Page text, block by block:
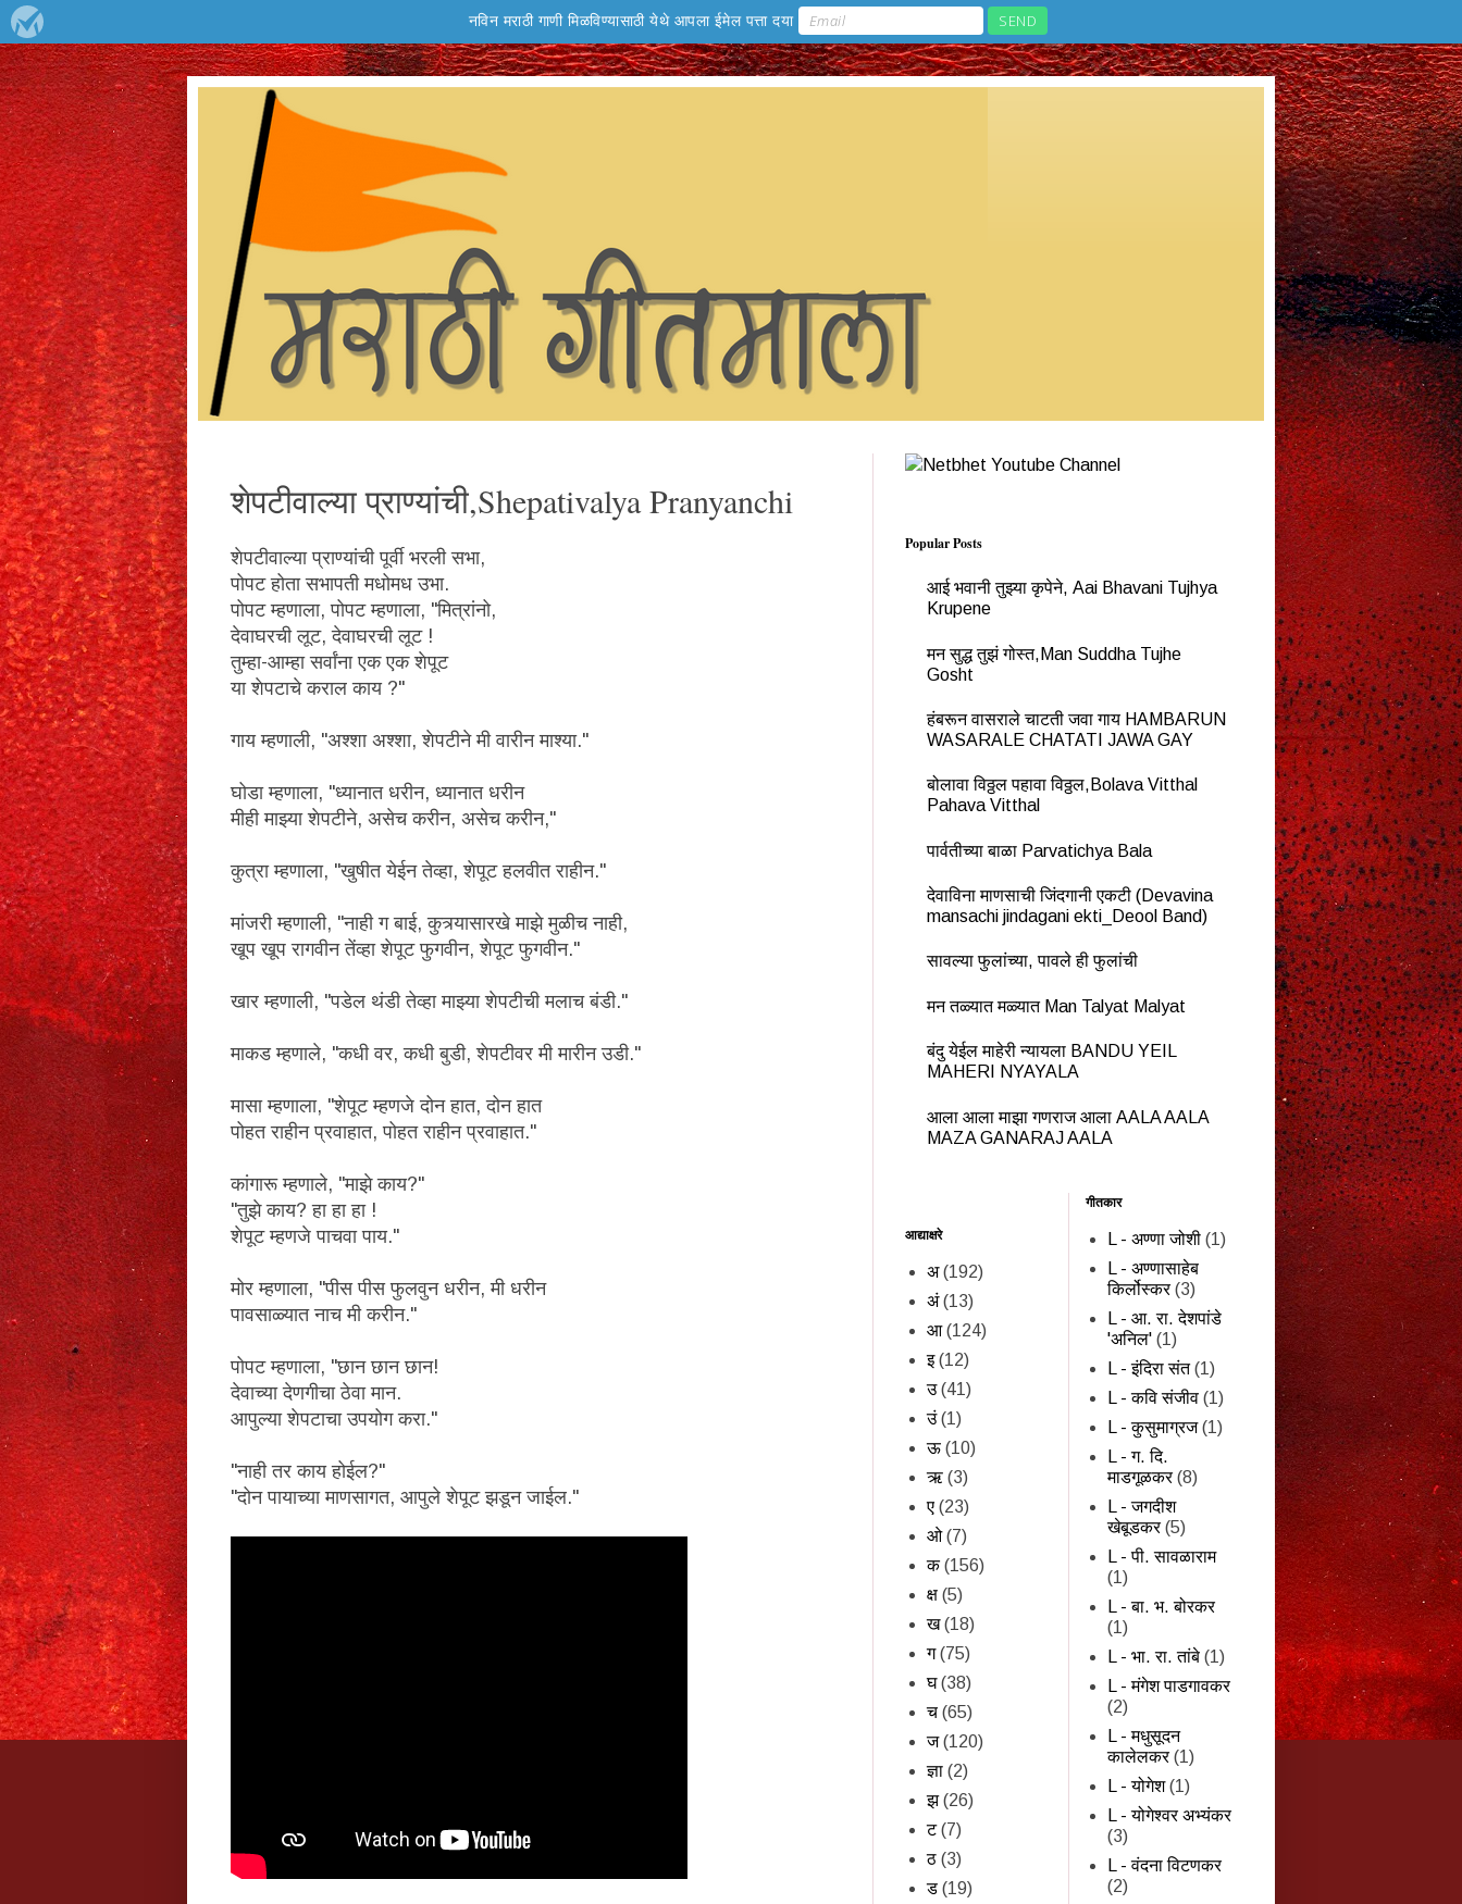
शेपटीवाल्या प्राण्यांची,Shepativalya Pranyanchi
शेपटीवाल्या प्राण्यांची पूर्वी भरली सभा,
पोपट होता सभापती मधोमध उभा.
पोपट म्हणाला, पोपट म्हणाला, "मित्रांनो,
देवाघरची लूट, देवाघरची लूट !
तुम्हा-आम्हा सर्वांना एक एक शेपूट
या शेपटाचे कराल काय ?"
गाय म्हणाली, "अश्शा अश्शा, शेपटीने मी वारीन माश्या."
घोडा म्हणाला, "ध्यानात धरीन, ध्यानात धरीन
मीही माझ्या शेपटीने, असेच करीन, असेच करीन,"
कुत्रा म्हणाला, "खुषीत येईन तेव्हा, शेपूट हलवीत राहीन."
मांजरी म्हणाली, "नाही ग बाई, कुत्र्यासारखे माझे मुळीच नाही,
खूप खूप रागवीन तेंव्हा शेपूट फुगवीन, शेपूट फुगवीन."
खार म्हणाली, "पडेल थंडी तेव्हा माझ्या शेपटीची मलाच बंडी."
माकड म्हणाले, "कधी वर, कधी बुडी, शेपटीवर मी मारीन उडी."
मासा म्हणाला, "शेपूट म्हणजे दोन हात, दोन हात
पोहत राहीन प्रवाहात, पोहत राहीन प्रवाहात."
कांगारू म्हणाले, "माझे काय?"
"तुझे काय? हा हा हा !
शेपूट म्हणजे पाचवा पाय."
मोर म्हणाला, "पीस पीस फुलवुन धरीन, मी धरीन
पावसाळ्यात नाच मी करीन."
पोपट म्हणाला, "छान छान छान!
देवाच्या देणगीचा ठेवा मान.
आपुल्या शेपटाचा उपयोग करा."
"नाही तर काय होईल?"
"दोन पायाच्या माणसागत, आपुले शेपूट झडून जाईल."
Popular Posts
आई भवानी तुझ्या कृपेने, Aai Bhavani Tujhya
Krupene
मन सुद्ध तुझं गोस्त,Man Suddha Tujhe
Gosht
हंबरून वासराले चाटती जवा गाय HAMBARUN
WASARALE CHATATI JAWA GAY
बोलावा विठ्ठल पहावा विठ्ठल,Bolava Vitthal
Pahava Vitthal
पार्वतीच्या बाळा Parvatichya Bala
देवाविना माणसाची जिंदगानी एकटी (Devavina
mansachi jindagani ekti_Deool Band)
सावल्या फुलांच्या, पावले ही फुलांची
मन तळ्यात मळ्यात Man Talyat Malyat
बंदु येईल माहेरी न्यायला BANDU YEIL
MAHERI NYAYALA
आला आला माझा गणराज आला AALA AALA
MAZA GANARAJ AALA
आद्याक्षरे
अ (192)
अं (13)
आ (124)
इ (12)
उ (41)
उं (1)
ऊ (10)
ऋ (3)
ए (23)
ओ (7)
क (156)
क्ष (5)
ख (18)
ग (75)
घ (38)
च (65)
ज (120)
ज्ञा (2)
झ (26)
ट (7)
ठ (3)
ड (19)
गीतकार
L - अण्णा जोशी (1)
L - अण्णासाहेब
किर्लोस्कर (3)
L - आ. रा. देशपांडे
'अनिल' (1)
L - इंदिरा संत (1)
L - कवि संजीव (1)
L - कुसुमाग्रज (1)
L - ग. दि.
माडगूळकर (8)
L - जगदीश
खेबूडकर (5)
L - पी. सावळाराम
(1)
L - बा. भ. बोरकर
(1)
L - भा. रा. तांबे (1)
L - मंगेश पाडगावकर
(2)
L - मधुसूदन
कालेलकर (1)
L - योगेश (1)
L - योगेश्वर अभ्यंकर
(3)
L - वंदना विटणकर
(2)